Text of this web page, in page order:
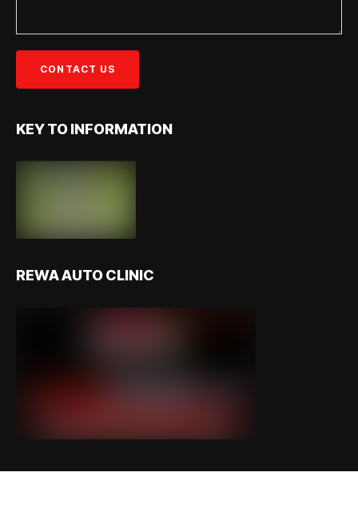
KEY TO INFORMATION
REWA AUTO CLINIC